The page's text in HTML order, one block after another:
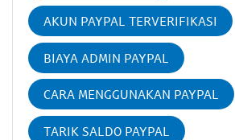
AKUN PAYPAL TERVERIFIKASI
BIAYA ADMIN PAYPAL
CARA MENGGUNAKAN PAYPAL
TARIK SALDO PAYPAL